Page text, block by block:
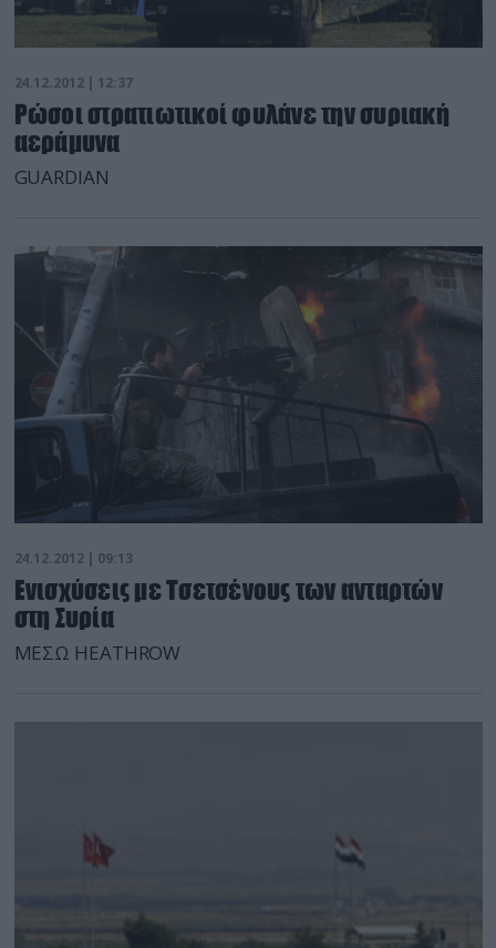
24.12.2012 | 12:37
Ρώσοι στρατιωτικοί φυλάνε την συριακή
αεράμυνα
GUARDIAN
24.12.2012 | 09:13
Ενισχύσεις με Τσετσένους των ανταρτών
στη Συρία
ΜΕΣΩ HEATHROW